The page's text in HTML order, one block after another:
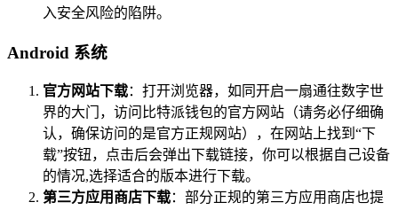
入安全风险的陷阱。
Android 系统
官方网站下载：打开浏览器，如同开启一扇通往数字世
界的大门，访问比特派钱包的官方网站（请务必仔细确
认，确保访问的是官方正规网站），在网站上找到“下
载”按钮，点击后会弹出下载链接，你可以根据自己设备
的情况,选择适合的版本进行下载。
第三方应用商店下载：部分正规的第三方应用商店也提